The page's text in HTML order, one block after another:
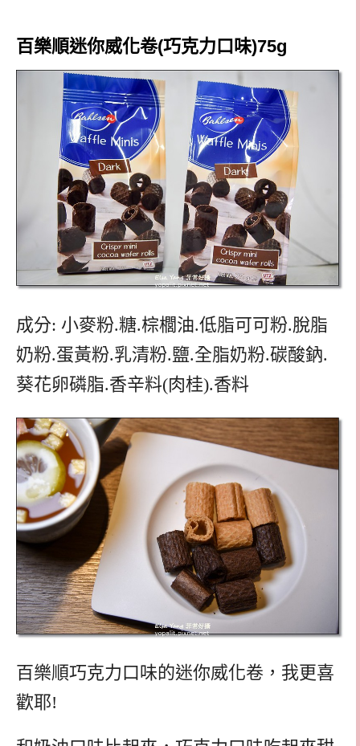
百樂順迷你威化卷(巧克力口味)75g
成分: 小麥粉.糖.棕櫚油.低脂可可粉.脫脂
奶粉.蛋黃粉.乳清粉.鹽.全脂奶粉.碳酸鈉.
葵花卵磷脂.香辛料(肉桂).香料
百樂順巧克力口味的迷你威化卷，我更喜
歡耶!